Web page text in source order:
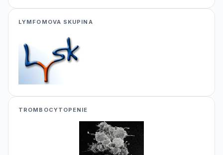
LYMFOMOVA SKUPINA
TROMBOCYTOPENIE